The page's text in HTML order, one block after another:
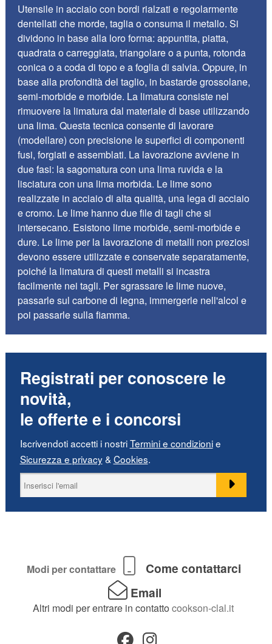
Utensile in acciaio con bordi rialzati e regolarmente
dentellati che morde, taglia o consuma il metallo. Si
dividono in base alla loro forma: appuntita, piatta,
quadrata o carreggiata, triangolare o a punta, rotonda
conica o a coda di topo e a foglia di salvia. Oppure, in
base alla profondità del taglio, in bastarde grossolane,
semi-morbide e morbide. La limatura consiste nel
rimuovere la limatura dal materiale di base utilizzando
una lima. Questa tecnica consente di lavorare
(modellare) con precisione le superfici di componenti
fusi, forgiati e assemblati. La lavorazione avviene in
due fasi: la sagomatura con una lima ruvida e la
lisciatura con una lima morbida. Le lime sono
realizzate in acciaio di alta qualità, una lega di acciaio
e cromo. Le lime hanno due file di tagli che si
intersecano. Esistono lime morbide, semi-morbide e
dure. Le lime per la lavorazione di metalli non preziosi
devono essere utilizzate e conservate separatamente,
poiché la limatura di questi metalli si incastra
facilmente nei tagli. Per sgrassare le lime nuove,
passarle sul carbone di legna, immergerle nell'alcol e
poi passarle sulla fiamma.
Registrati per conoscere le
novità,
le offerte e i concorsi
Iscrivendoti accetti i nostriTermini e condizionie
Sicurezza e privacy& Cookies.
Modi per contattare
Come contattarci
Email
Altri modi per entrare in contatto cookson-clal.it